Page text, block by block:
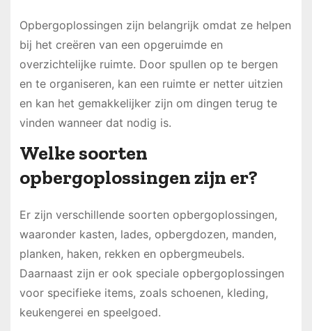
Opbergoplossingen zijn belangrijk omdat ze helpen
bij het creëren van een opgeruimde en
overzichtelijke ruimte. Door spullen op te bergen
en te organiseren, kan een ruimte er netter uitzien
en kan het gemakkelijker zijn om dingen terug te
vinden wanneer dat nodig is.
Welke soorten
opbergoplossingen zijn er?
Er zijn verschillende soorten opbergoplossingen,
waaronder kasten, lades, opbergdozen, manden,
planken, haken, rekken en opbergmeubels.
Daarnaast zijn er ook speciale opbergoplossingen
voor specifieke items, zoals schoenen, kleding,
keukengerei en speelgoed.